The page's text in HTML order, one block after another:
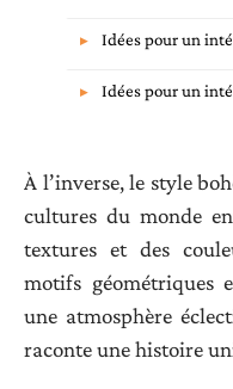
Idées pour un
Idées pour un
À l’inverse, le style
cultures du monde
textures et des
motifs géométriques
une atmosphère
raconte une histoire